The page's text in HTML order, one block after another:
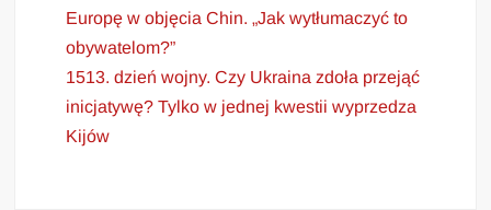
Europę w objęcia Chin. „Jak wytłumaczyć to
obywatelom?”
1513. dzień wojny. Czy Ukraina zdoła przejąć
inicjatywę? Tylko w jednej kwestii wyprzedza
Kijów